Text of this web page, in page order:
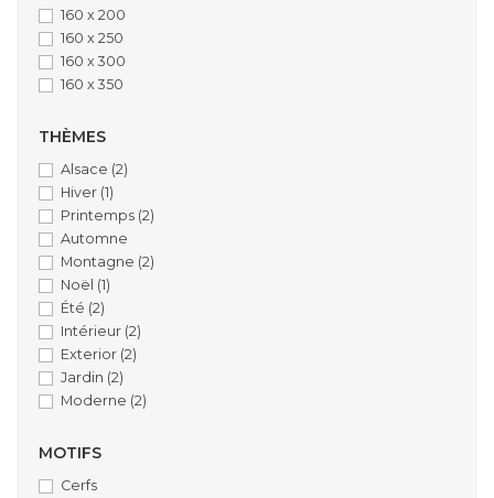
160 x 200
160 x 250
160 x 300
160 x 350
THÈMES
Alsace (2)
Hiver (1)
Printemps (2)
Automne
Montagne (2)
Noël (1)
Été (2)
Intérieur (2)
Exterior (2)
Jardin (2)
Moderne (2)
MOTIFS
Cerfs